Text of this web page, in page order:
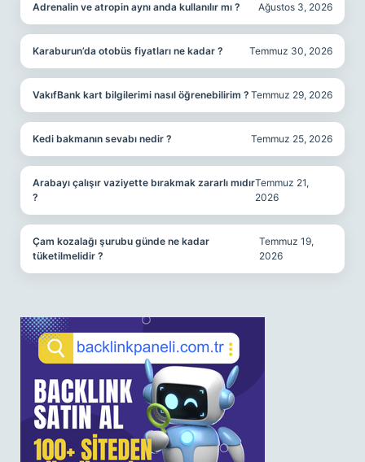
Adrenalin ve atropin aynı anda kullanılır mı ? Ağustos 3, 2026
Karaburun’da otobüs fiyatları ne kadar ? Temmuz 30, 2026
VakıfBank kart bilgilerimi nasıl öğrenebilirim ? Temmuz 29, 2026
Kedi bakmanın sevabı nedir ? Temmuz 25, 2026
Arabayı çalışır vaziyette bırakmak zararlı mıdır
?
Temmuz 21,
2026
Çam kozalağı şurubu günde ne kadar
tüketilmelidir ?
Temmuz 19,
2026